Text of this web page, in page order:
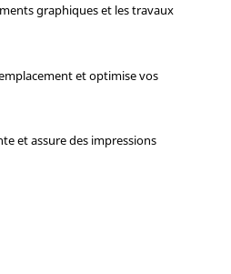
graphiques et les travaux
et optimise vos
et assure des impressions